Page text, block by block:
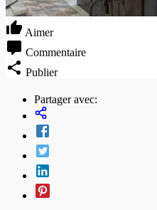
Aimer
Commentaire
Publier
Partager avec: